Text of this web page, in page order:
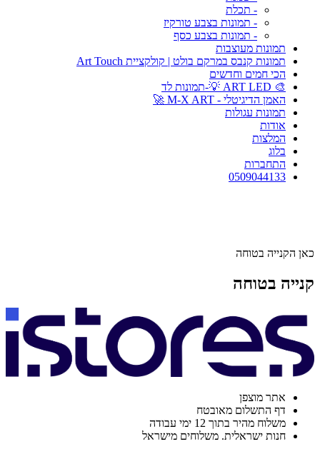
- תכלת
- תמונות בצבע טורקיז
- תמונות בצבע כסף
תמונות מעוצבות
תמונות קנבס במרקם בולט | קולקציית Art Touch
הכי חמים וחדשים
🎨 ART LED 💡-תמונות לד
האמן הדיגיטלי - M-X ART 🚀
תמונות עגולות
אודות
המלצות
בלוג
התחברות
0509044133
כאן הקנייה בטוחה
קנייה בטוחה
אתר מוצפן
דף התשלום מאובטח
משלוח מהיר בתוך 12 ימי עבודה
חנות ישראלית. משלוחים מישראל